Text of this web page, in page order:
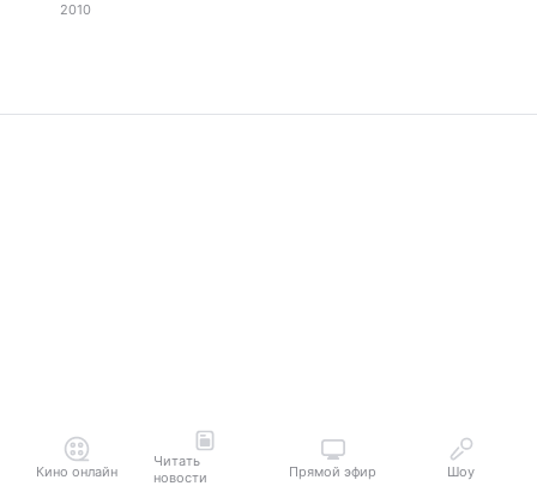
2010
Кино онлайн
Читать
новости
Прямой эфир Шоу